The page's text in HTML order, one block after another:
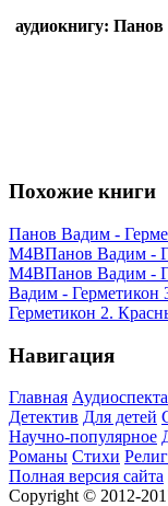
аудиокнигу:
Похожие книги
Панов Вадим -
M4BПанов Вадим -
M4BПанов Вадим -
Вадим - Герметикон
Герметикон 2.
Навигация
Главная
Детектив Для детей
Научно-популярное
Романы Стихи
Полная версия сайта
Copyright © 2012-